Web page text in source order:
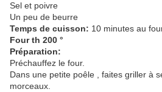
Sel et poivre
Un peu de beurre
Temps de cuisson: 10 minutes au
Four th 200 °
Préparation:
Préchauffez le four.
Dans une petite poêle , faites griller à
morceaux.